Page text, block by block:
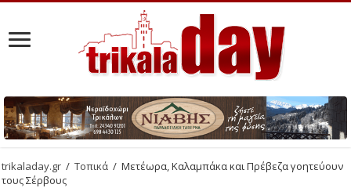
trikaladay.gr / Τοπικά / Μετέωρα, Καλαμπάκα και Πρέβεζα γοητεύουν
τους Σέρβους